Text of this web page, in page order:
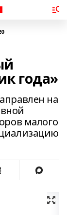
года»
на
малого